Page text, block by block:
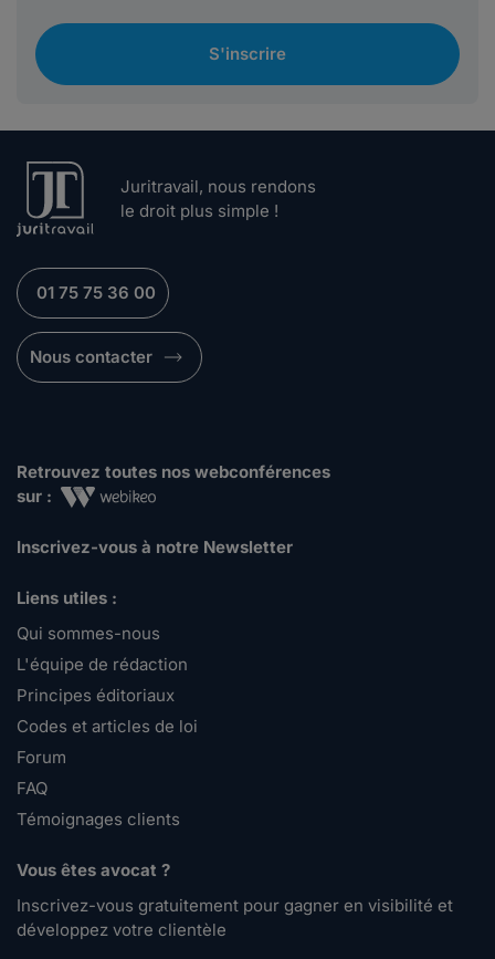
S'inscrire
Juritravail, nous rendons
le droit plus simple !
01 75 75 36 00
Nous contacter
Retrouvez toutes nos webconférences
sur :
Inscrivez-vous à notre Newsletter
Liens utiles :
Qui sommes-nous
L'équipe de rédaction
Principes éditoriaux
Codes et articles de loi
Forum
FAQ
Témoignages clients
Vous êtes avocat ?
Inscrivez-vous gratuitement pour gagner en visibilité et
développez votre clientèle